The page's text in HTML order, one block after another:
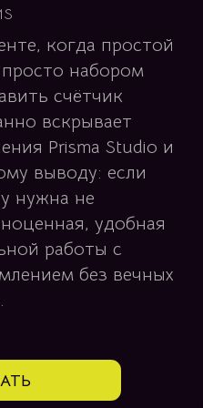
когда простой
набором
счётчик
вскрывает
Prisma Studio и
выводу: если
нужна не
удобная
работы с
без вечных